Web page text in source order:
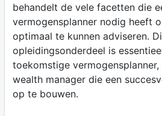
behandelt de vele facetten die
vermogensplanner nodig heeft
optimaal te kunnen adviseren.
opleidingsonderdeel is
toekomstige
wealth manager die een
op te bouwen.